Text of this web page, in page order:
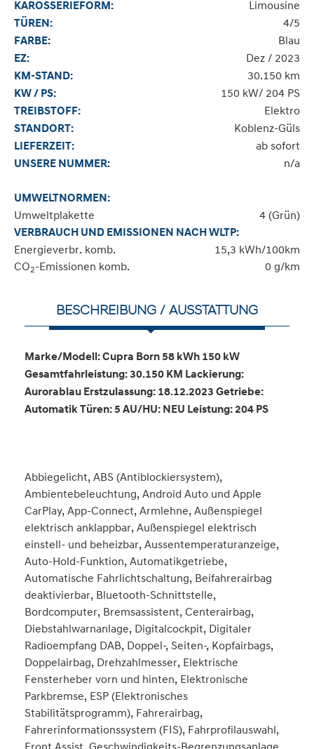
KAROSSERIEFORM:
Limousine
TÜREN:
4/5
FARBE:
Blau
EZ:
Dez / 2023
KM-STAND:
30.150 km
KW / PS:
150 kW/ 204 PS
TREIBSTOFF:
Elektro
STANDORT:
Koblenz-Güls
LIEFERZEIT:
ab sofort
UNSERE NUMMER:
n/a
UMWELTNORMEN:
Umweltplakette
4 (Grün)
VERBRAUCH UND EMISSIONEN NACH WLTP:
Energieverbr. komb.
15,3 kWh/100km
CO2-Emissionen komb. 0 g/km
BESCHREIBUNG / AUSSTATTUNG
Marke/Modell: Cupra Born 58 kWh 150 kW
Gesamtfahrleistung: 30.150 KM Lackierung:
Aurorablau Erstzulassung: 18.12.2023 Getriebe:
Automatik Türen: 5 AU/HU: NEU Leistung: 204 PS
Abbiegelicht, ABS (Antiblockiersystem),
Ambientebeleuchtung, Android Auto und Apple
CarPlay, App-Connect, Armlehne, Außenspiegel
elektrisch anklappbar, Außenspiegel elektrisch
einstell- und beheizbar, Aussentemperaturanzeige,
Auto-Hold-Funktion, Automatikgetriebe,
Automatische Fahrlichtschaltung, Beifahrerairbag
deaktivierbar, Bluetooth-Schnittstelle,
Bordcomputer, Bremsassistent, Centerairbag,
Diebstahlwarnanlage, Digitalcockpit, Digitaler
Radioempfang DAB, Doppel-, Seiten-, Kopfairbags,
Doppelairbag, Drehzahlmesser, Elektrische
Fensterheber vorn und hinten, Elektronische
Parkbremse, ESP (Elektronisches
Stabilitätsprogramm), Fahrerairbag,
Fahrerinformationssystem (FIS), Fahrprofilauswahl,
Front Assist, Geschwindigkeits-Begrenzungsanlage